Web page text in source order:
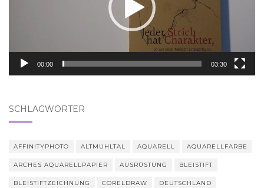
00:00 03:30
SCHLAGWÖRTER
AFFINITYPHOTO ALTMÜHLTAL AQUARELL AQUARELLFARBE
ARCHES AQUARELLPAPIER AUSRÜSTUNG BLEISTIFT
BLEISTIFTZEICHNUNG CORELDRAW DEUTSCHLAND